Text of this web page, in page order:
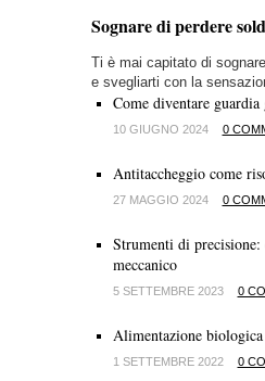
Sognare di perdere
Ti è mai capitato di
e svegliarti con la
Come diventare guardia
10 GIUGNO 2024 0
Antitaccheggio come
27 MAGGIO 2024 0
Strumenti di
meccanico
5 SETTEMBRE 2023 0
Alimentazione biologica
1 SETTEMBRE 2022 0